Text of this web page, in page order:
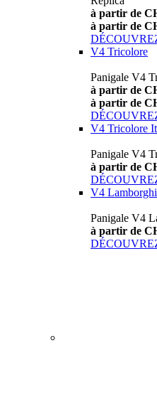
à partir de
à partir de
V4 Tricolore
Panigale V4
à partir de
à partir de
V4 Tricolore
Panigale V4
à partir de
V4
Panigale V4
à partir de